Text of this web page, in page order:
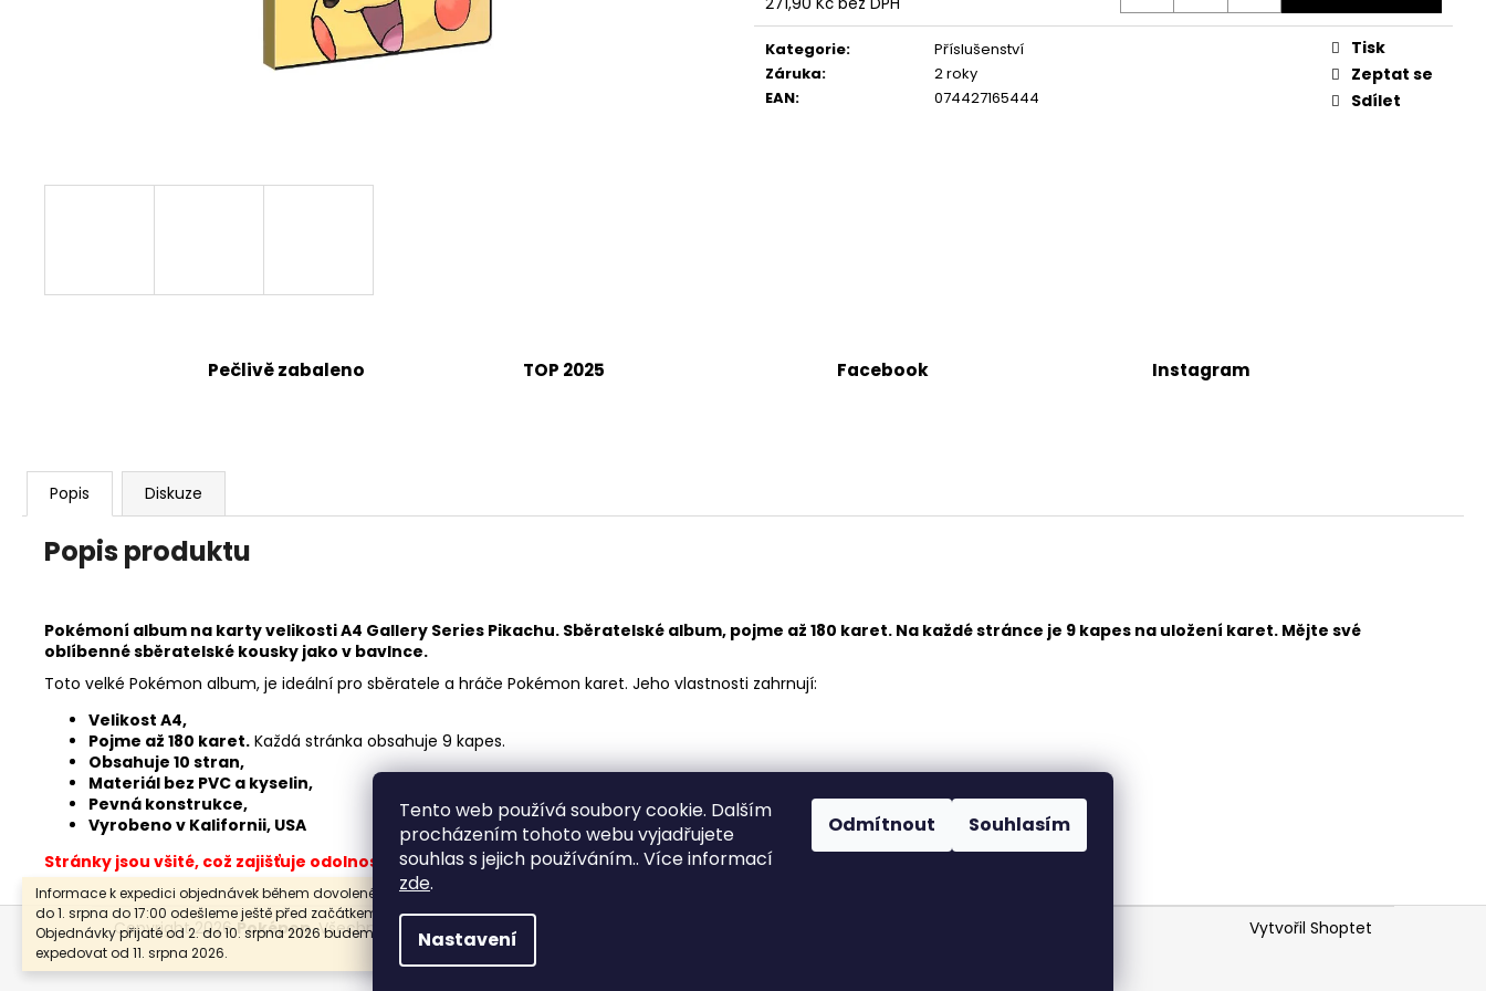
Tento web používá soubory cookie. Dalším
procházením tohoto webu vyjadřujete
souhlas s jejich používáním.. Více informací
zde.
Nastavení
Odmítnout Souhlasím
Informace k expedici objednávek během dovolené: Objednávky přijaté
do 1. srpna do 17:00 odešleme ještě před začátkem dovolené.
Objednávky přijaté od 2. do 10. srpna 2026 budeme postupně
expedovat od 11. srpna 2026.
Měrná
cena:
Kategorie:
Příslušenství
Záruka:
2 roky
EAN: 074427165444
Tisk
Zeptat se
Sdílet
Pečlivě zabaleno TOP 2025 Facebook Instagram
Popis Diskuze
Popis produktu
Pokémoní album na karty velikosti A4 Gallery Series Pikachu. Sběratelské album, pojme až 180 karet. Na každé stránce je 9 kapes na uložení karet. Mějte své
oblíbenné sběratelské kousky jako v bavlnce.
Toto velké Pokémon album, je ideální pro sběratele a hráče Pokémon karet. Jeho vlastnosti zahrnují:
Velikost A4,
Pojme až 180 karet. Každá stránka obsahuje 9 kapes.
Obsahuje 10 stran,
Materiál bez PVC a kyselin,
Pevná konstrukce,
Vyrobeno v Kalifornii, USA
Stránky jsou všité, což zajišťuje odolnost, ale neumožňuje přidávat další.
Z Vytvořil Shoptet
Copyright 2026Poképop. Všechna práva vyhrazena.